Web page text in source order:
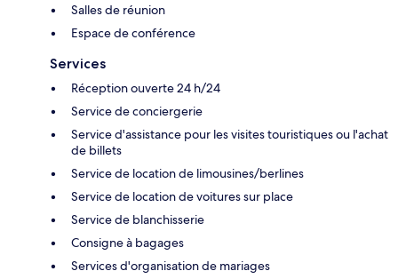
Salles de réunion
Espace de conférence
Services
Réception ouverte 24 h/24
Service de conciergerie
Service d'assistance pour les visites touristiques ou l'achat
de billets
Service de location de limousines/berlines
Service de location de voitures sur place
Service de blanchisserie
Consigne à bagages
Services d'organisation de mariages